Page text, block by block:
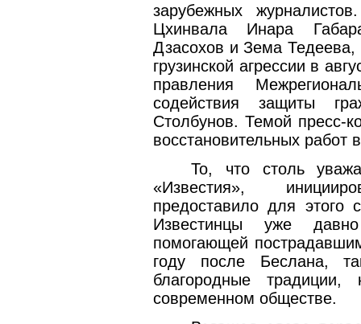
зарубежных
Цхинвала Инара
Дзасохов и Зема Тедеева,
грузинской агрессии в
правления
содействия защиты
Столбунов. Темой пресс-
восстановительных
То, что столь
«Известия»,
предоставило для этого
Известинцы уже
помогающей
году после Беслана,
благородные
современном обществе.